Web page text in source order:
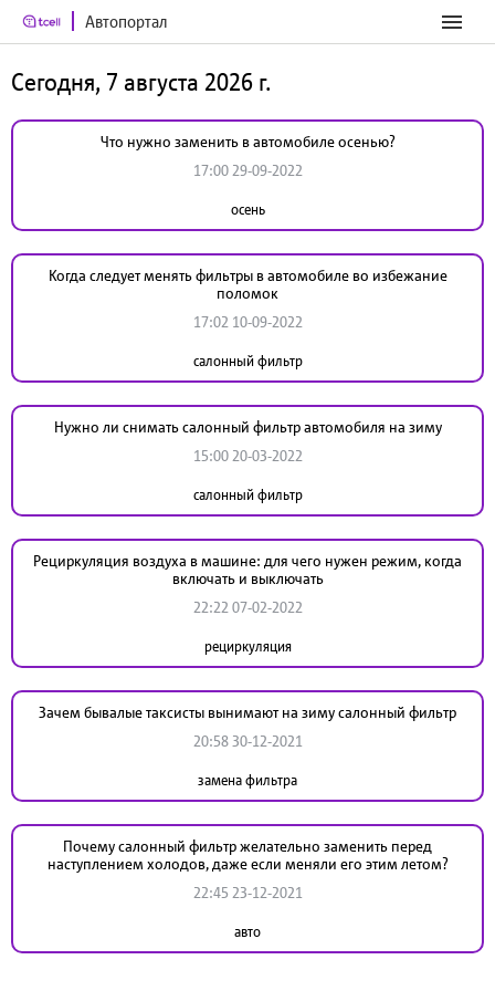
Автопортал
Сегодня, 7 августа 2026 г.
Что нужно заменить в автомобиле осенью?
17:00 29-09-2022
осень
Когда следует менять фильтры в автомобиле во избежание
поломок
17:02 10-09-2022
салонный фильтр
Нужно ли снимать салонный фильтр автомобиля на зиму
15:00 20-03-2022
салонный фильтр
Рециркуляция воздуха в машине: для чего нужен режим, когда
включать и выключать
22:22 07-02-2022
рециркуляция
Зачем бывалые таксисты вынимают на зиму салонный фильтр
20:58 30-12-2021
замена фильтра
Почему салонный фильтр желательно заменить перед
наступлением холодов, даже если меняли его этим летом?
22:45 23-12-2021
авто